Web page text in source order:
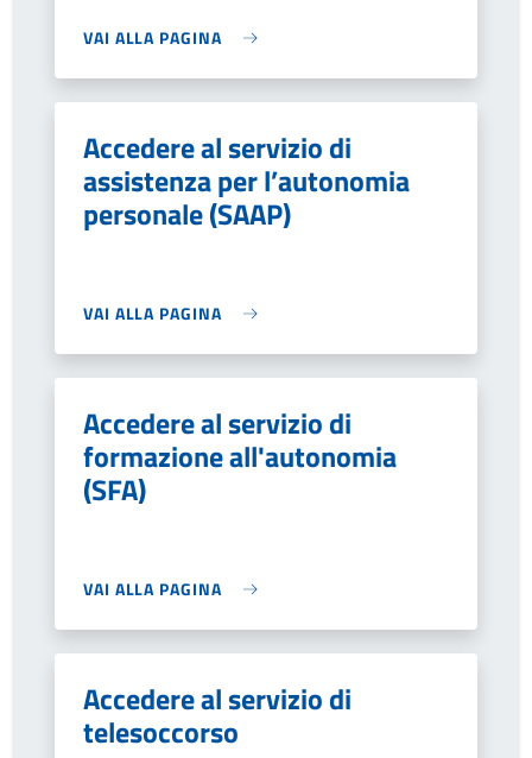
VAI ALLA PAGINA
Accedere al servizio di
assistenza per l’autonomia
personale (SAAP)
VAI ALLA PAGINA
Accedere al servizio di
formazione all'autonomia
(SFA)
VAI ALLA PAGINA
Accedere al servizio di
telesoccorso